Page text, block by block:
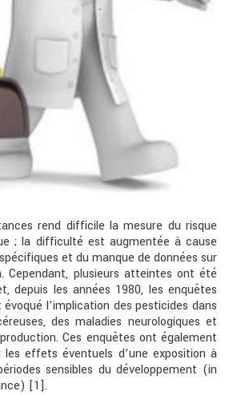
rend difficile la mesure du risque
; la difficulté est augmentée à cause
et du manque de données sur
Cependant, plusieurs atteintes ont été
depuis les années 1980, les enquêtes
l’implication des pesticides dans
des maladies neurologiques et
Ces enquêtes ont également
effets éventuels d’une exposition à
sensibles du développement (in
[1].